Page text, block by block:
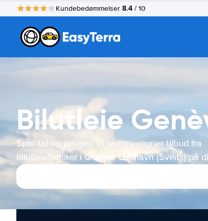
Kundebedømmelser 8.4 / 10
Bilutleie
Spar tid og penger. Vi sammenligner tilbud fra
bilutleiefirmaer i Genève Lufthavn (Sveits) på